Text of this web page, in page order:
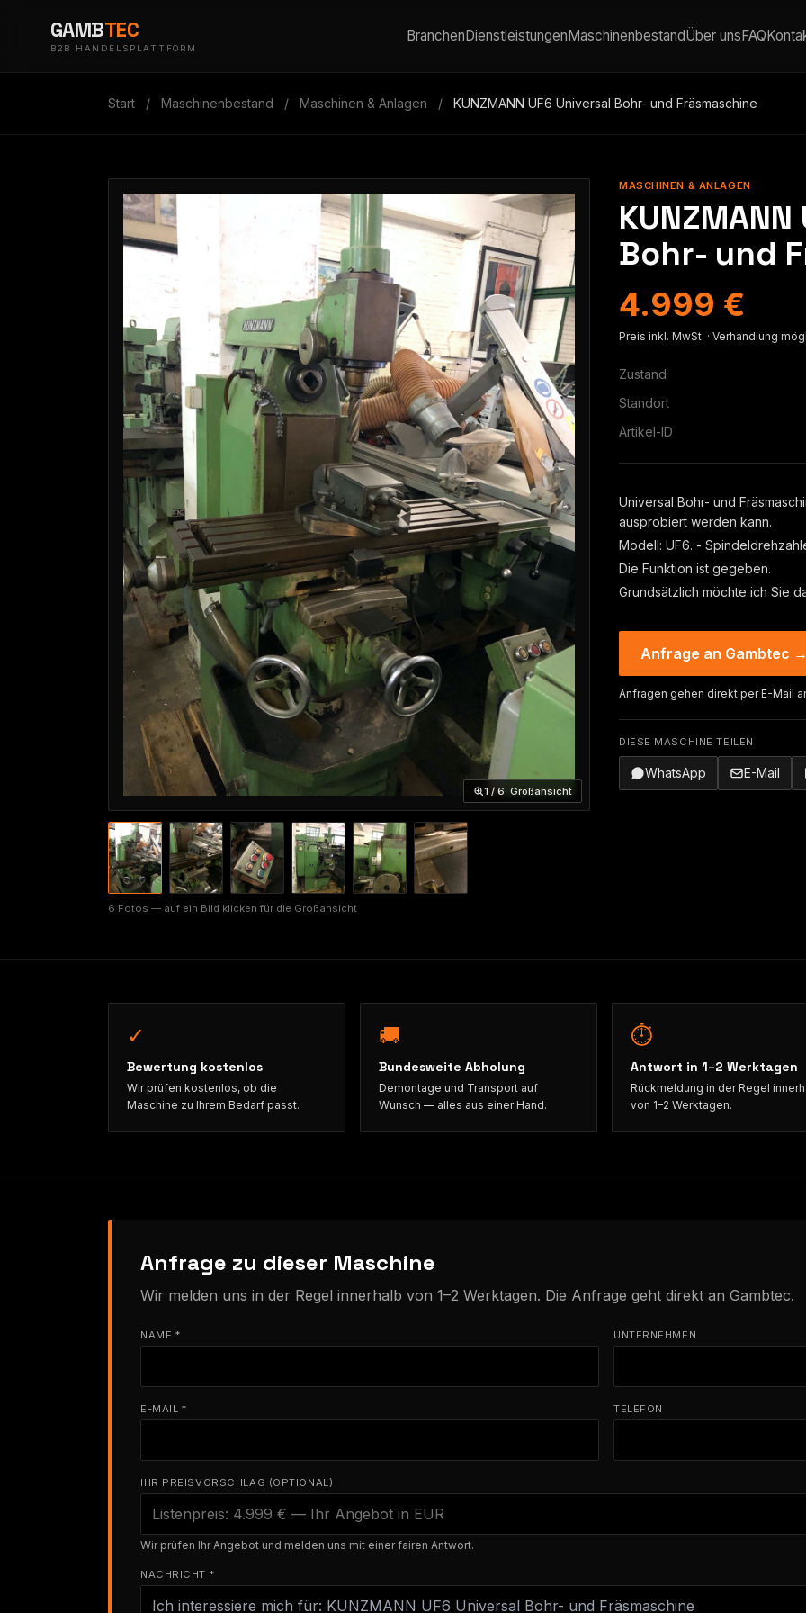
GAMBTEC
B2B HANDELSPLATTFORM
BranchenDienstleistungenMaschinenbestandÜber unsFAQ
Start / Maschinenbestand / Maschinen & Anlagen / KUNZMANN UF6 Universal Bohr- und Fräsmaschine
1 / 6· Großansicht
6 Fotos — auf ein Bild klicken für die Großansicht
MASCHINEN & ANLAGEN
Bohr- und
4.999 €
Preis inkl. MwSt. · Verhandlung
Zustand
Standort
Artikel-ID
Universal Bohr- und
ausprobiert werden kann.
Modell: UF6. -
Die Funktion ist gegeben.
Grundsätzlich möchte ich Sie
Anfrage an Gambtec
Anfragen gehen direkt per E-Mail
DIESE MASCHINE TEILEN
WhatsApp E-Mail
✓
Bewertung kostenlos
Wir prüfen kostenlos, ob die
Maschine zu Ihrem Bedarf passt.
🚚
Bundesweite Abholung
Demontage und Transport auf
Wunsch — alles aus einer Hand.
⏱
Antwort in 1–2 Werktagen
Rückmeldung in der Regel
von 1–2 Werktagen.
Anfrage zu dieser Maschine
Wir melden uns in der Regel innerhalb von 1–2 Werktagen. Die Anfrage geht direkt an Gambtec.
NAME * UNTERNEHMEN
E-MAIL * TELEFON
IHR PREISVORSCHLAG (OPTIONAL)
Wir prüfen Ihr Angebot und melden uns mit einer fairen Antwort.
NACHRICHT *